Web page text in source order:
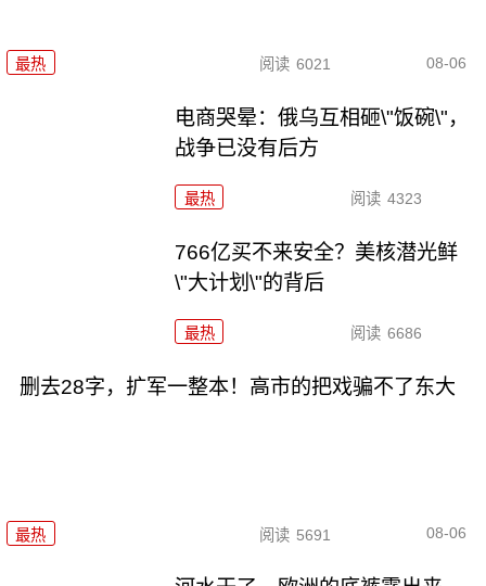
最热 阅读 6021 08-06
电商哭晕：俄乌互相砸\"饭碗\"，
战争已没有后方
最热 阅读 4323
766亿买不来安全？美核潜光鲜
\"大计划\"的背后
最热 阅读 6686
删去28字，扩军一整本！高市的把戏骗不了东大
最热 阅读 5691 08-06